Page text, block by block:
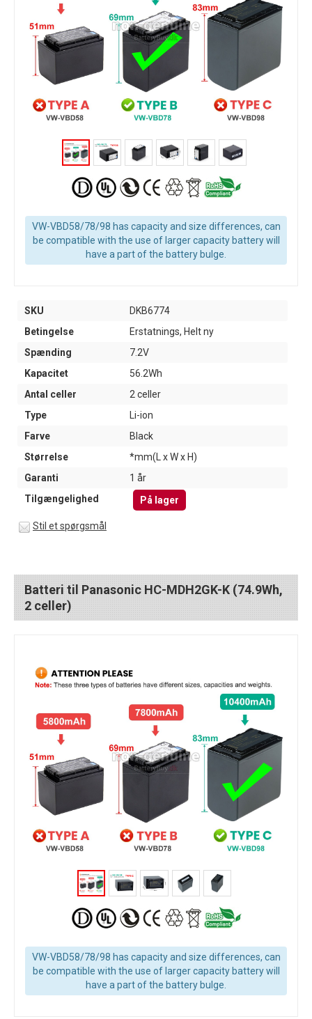
VW-VBD58/78/98 has capacity and size differences, can
be compatible with the use of larger capacity battery will
have a part of the battery bulge.
SKU
DKB6774
Betingelse
Erstatnings, Helt ny
Spænding
7.2V
Kapacitet
56.2Wh
Antal celler
2 celler
Type
Li-ion
Farve
Black
Størrelse
*mm(L x W x H)
Garanti
1 år
Tilgængelighed
På lager
Stil et spørgsmål
Batteri til Panasonic HC-MDH2GK-K (74.9Wh,
2 celler)
VW-VBD58/78/98 has capacity and size differences, can
be compatible with the use of larger capacity battery will
have a part of the battery bulge.